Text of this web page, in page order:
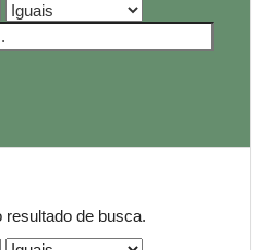
resultado de busca.